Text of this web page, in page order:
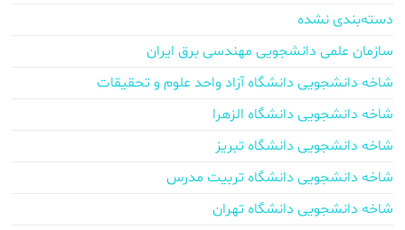
دسته‌بندی نشده
سازمان علمی دانشجویی مهندسی برق ایران
شاخه دانشجویی دانشگاه آزاد واحد علوم و تحقیقات
شاخه دانشجویی دانشگاه الزهرا
شاخه دانشجویی دانشگاه تبریز
شاخه دانشجویی دانشگاه تربیت مدرس
شاخه دانشجویی دانشگاه تهران